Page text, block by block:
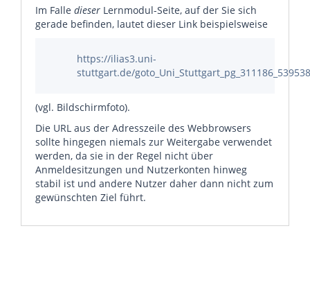
Im Falle dieser Lernmodul-Seite, auf der Sie sich
gerade befinden, lautet dieser Link beispielsweise
https://ilias3.uni-
stuttgart.de/
(vgl. Bildschirmfoto).
Die URL aus der Adresszeile des Webbrowsers
sollte hingegen niemals zur Weitergabe verwendet
werden, da sie in der Regel nicht über
Anmeldesitzungen und Nutzerkonten hinweg
stabil ist und andere Nutzer daher dann nicht zum
gewünschten Ziel führt.